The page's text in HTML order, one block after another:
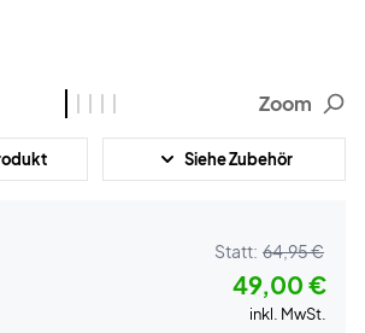
Zoom
Siehe Zubehör
Statt: 64,95 €
49,00 €
inkl. MwSt.